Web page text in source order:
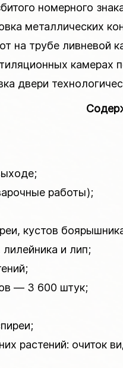
номерного
металлических
на трубе ливневой
камерах
двери
работы);
кустов
и лип;
— 3 600 штук;
растений: